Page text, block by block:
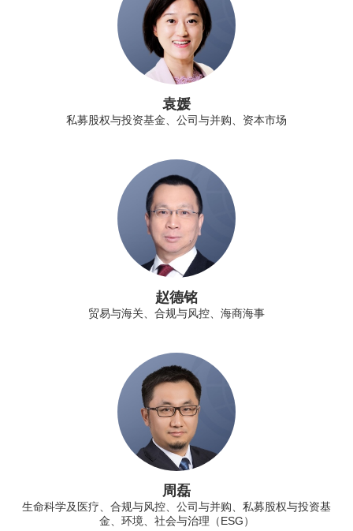
袁媛
私募股权与投资基金、公司与并购、资本市场
赵德铭
贸易与海关、合规与风控、海商海事
周磊
生命科学及医疗、合规与风控、公司与并购、私募股权与投资基
金、环境、社会与治理（ESG）